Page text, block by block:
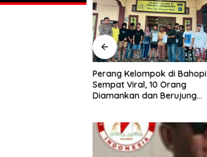
Perang Kelompok di Bahopi
Sempat Viral, 10 Orang
Diamankan dan Berujung